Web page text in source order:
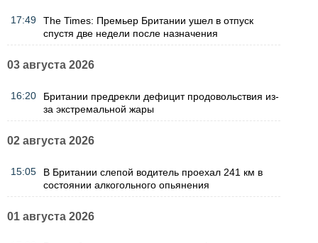
17:49
The Times: Премьер Британии ушел в отпуск
спустя две недели после назначения
03 августа 2026
16:20
Британии предрекли дефицит продовольствия из-
за экстремальной жары
02 августа 2026
15:05
В Британии слепой водитель проехал 241 км в
состоянии алкогольного опьянения
01 августа 2026